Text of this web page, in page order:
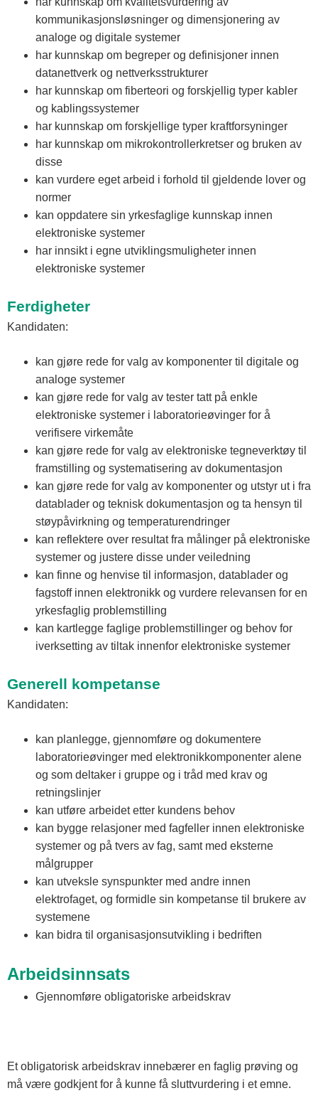
kommunikasjonsløsninger og dimensjonering av
analoge og digitale systemer
har kunnskap om begreper og definisjoner innen
datanettverk og nettverksstrukturer
har kunnskap om fiberteori og forskjellig typer kabler
og kablingssystemer
har kunnskap om forskjellige typer kraftforsyninger
har kunnskap om mikrokontrollerkretser og bruken av
disse
kan vurdere eget arbeid i forhold til gjeldende lover og
normer
kan oppdatere sin yrkesfaglige kunnskap innen
elektroniske systemer
har innsikt i egne utviklingsmuligheter innen
elektroniske systemer
Ferdigheter
Kandidaten:
kan gjøre rede for valg av komponenter til digitale og
analoge systemer
kan gjøre rede for valg av tester tatt på enkle
elektroniske systemer i laboratorieøvinger for å
verifisere virkemåte
kan gjøre rede for valg av elektroniske tegneverktøy til
framstilling og systematisering av dokumentasjon
kan gjøre rede for valg av komponenter og utstyr ut i fra
datablader og teknisk dokumentasjon og ta hensyn til
støypåvirkning og temperaturendringer
kan reflektere over resultat fra målinger på elektroniske
systemer og justere disse under veiledning
kan finne og henvise til informasjon, datablader og
fagstoff innen elektronikk og vurdere relevansen for en
yrkesfaglig problemstilling
kan kartlegge faglige problemstillinger og behov for
iverksetting av tiltak innenfor elektroniske systemer
Generell kompetanse
Kandidaten:
kan planlegge, gjennomføre og dokumentere
laboratorieøvinger med elektronikkomponenter alene
og som deltaker i gruppe og i tråd med krav og
retningslinjer
kan utføre arbeidet etter kundens behov
kan bygge relasjoner med fagfeller innen elektroniske
systemer og på tvers av fag, samt med eksterne
målgrupper
kan utveksle synspunkter med andre innen
elektrofaget, og formidle sin kompetanse til brukere av
systemene
kan bidra til organisasjonsutvikling i bedriften
Arbeidsinnsats
Gjennomføre obligatoriske arbeidskrav
Et obligatorisk arbeidskrav innebærer en faglig prøving og
må være godkjent for å kunne få sluttvurdering i et emne.